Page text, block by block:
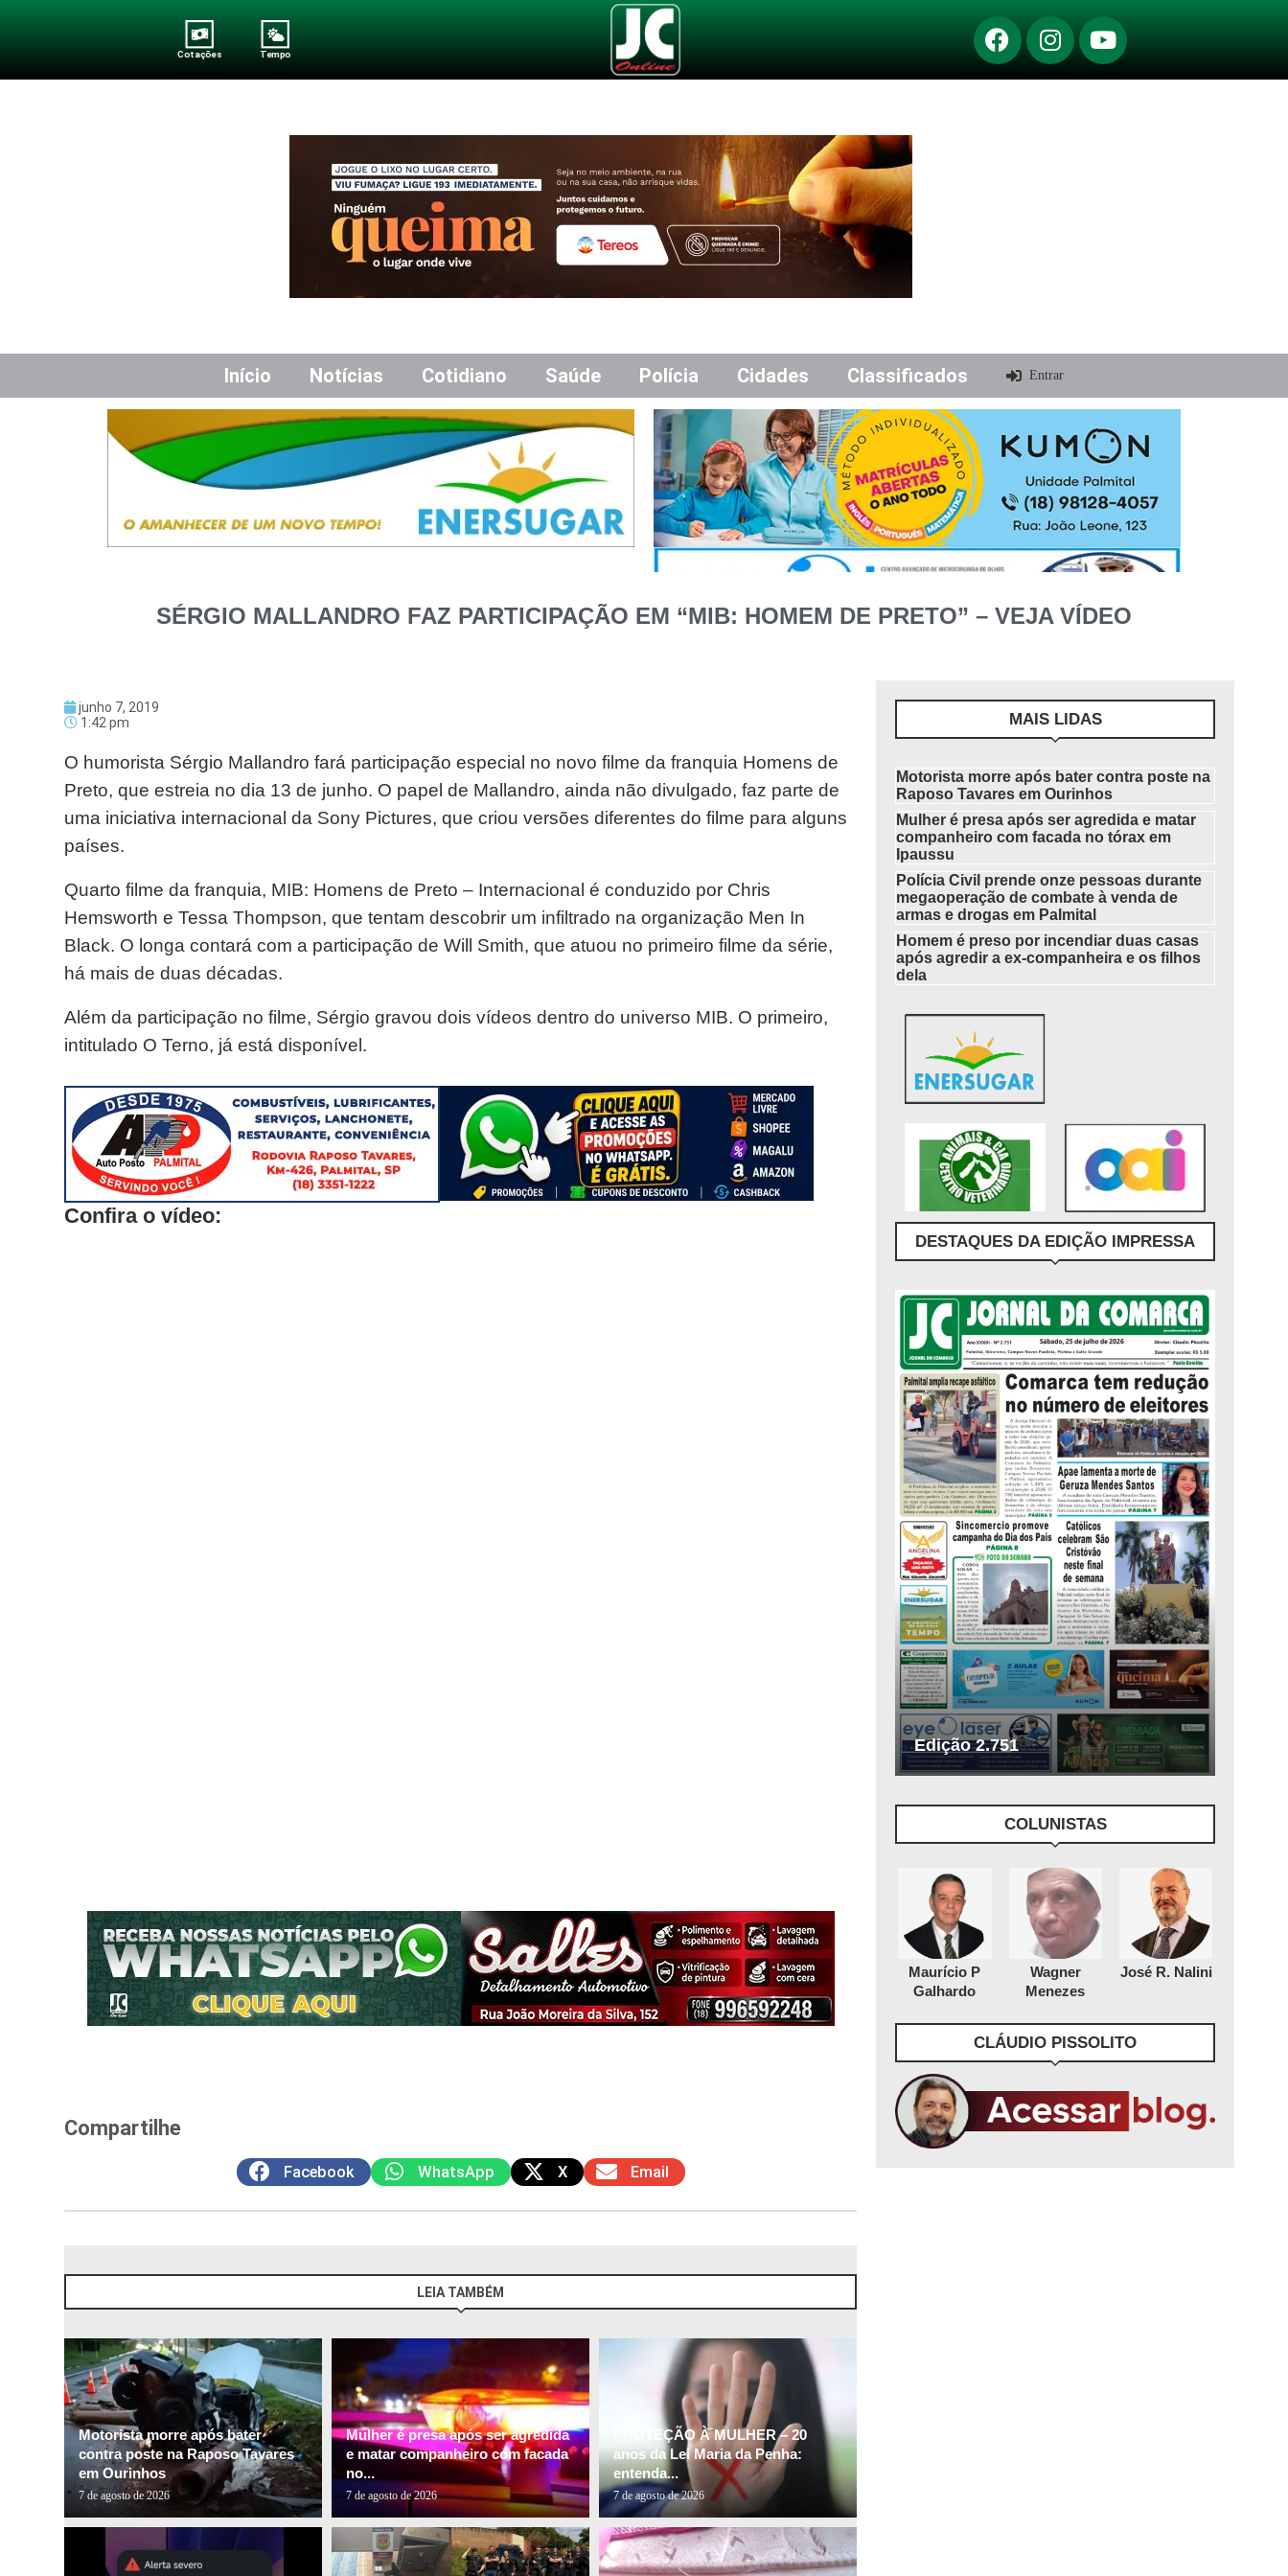
Cotações Tempo
Início Notícias Cotidiano Saúde Polícia Cidades Classificados Entrar
SÉRGIO MALLANDRO FAZ PARTICIPAÇÃO EM “MIB: HOMEM DE PRETO” – VEJA VÍDEO
junho 7, 2019
1:42 pm
O humorista Sérgio Mallandro fará participação especial no novo filme da franquia Homens de
Preto, que estreia no dia 13 de junho. O papel de Mallandro, ainda não divulgado, faz parte de
uma iniciativa internacional da Sony Pictures, que criou versões diferentes do filme para alguns
países.
Quarto filme da franquia, MIB: Homens de Preto – Internacional é conduzido por Chris
Hemsworth e Tessa Thompson, que tentam descobrir um infiltrado na organização Men In
Black. O longa contará com a participação de Will Smith, que atuou no primeiro filme da série,
há mais de duas décadas.
Além da participação no filme, Sérgio gravou dois vídeos dentro do universo MIB. O primeiro,
intitulado O Terno, já está disponível.
Confira o vídeo:
Compartilhe
Facebook WhatsApp X Email
LEIA TAMBÉM
Motorista morre após bater
contra poste na Raposo Tavares
em Ourinhos
7 de agosto de 2026
Mulher é presa após ser agredida
e matar companheiro com facada
no...
7 de agosto de 2026
PROTEÇÃO À MULHER – 20
anos da Lei Maria da Penha:
entenda...
7 de agosto de 2026
MAIS LIDAS
Motorista morre após bater contra poste na
Raposo Tavares em Ourinhos
Mulher é presa após ser agredida e matar
companheiro com facada no tórax em
Ipaussu
Polícia Civil prende onze pessoas durante
megaoperação de combate à venda de
armas e drogas em Palmital
Homem é preso por incendiar duas casas
após agredir a ex-companheira e os filhos
dela
DESTAQUES DA EDIÇÃO IMPRESSA
Edição 2.751
COLUNISTAS
Maurício P
Galhardo
Wagner
Menezes
José R. Nalini
CLÁUDIO PISSOLITO